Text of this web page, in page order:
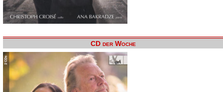
CD der Woche